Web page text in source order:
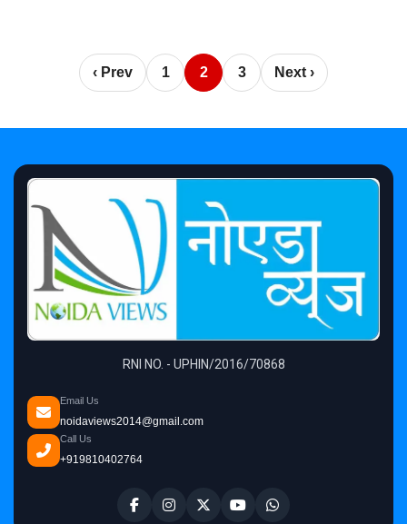
‹ Prev 1 2 3 Next ›
RNI NO. - UPHIN/2016/70868
Email Us
noidaviews2014@gmail.com
Call Us
+919810402764